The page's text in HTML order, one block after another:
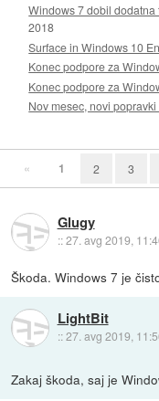
Windows 7 dobil
2018
Surface in Windows 10
Konec podpore za
Konec podpore za
Nov mesec, novi
« 1 2 3
Glugy
::27. avg 2019,
Škoda. Windows 7 je
LightBit
::27. avg 2019,
Zakaj škoda, saj je